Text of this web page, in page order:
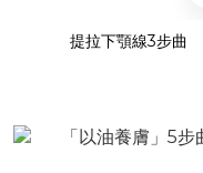
提拉下顎線3步曲